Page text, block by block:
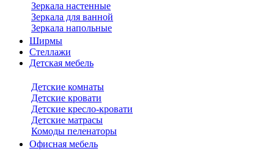
Зеркала настенные
Зеркала для ванной
Зеркала напольные
Ширмы
Стеллажи
Детская мебель
Детские комнаты
Детские кровати
Детские кресло-кровати
Детские матрасы
Комоды пеленаторы
Офисная мебель